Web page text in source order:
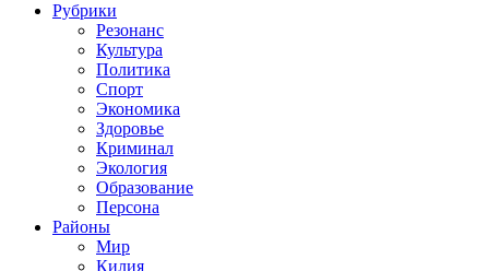
Рубрики
Резонанс
Культура
Политика
Спорт
Экономика
Здоровье
Криминал
Экология
Образование
Персона
Районы
Мир
Килия